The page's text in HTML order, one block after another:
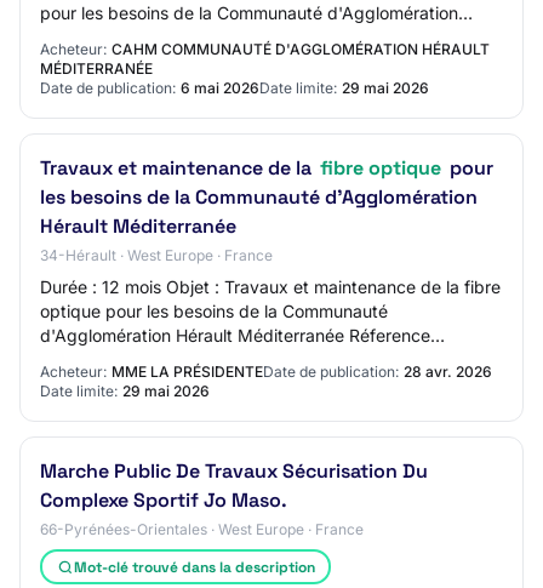
pour les besoins de la Communauté d'Agglomération
Hérault Méditerranée. 34 - CA HERAULT MEDITERRANEE
Mi…
Acheteur: CAHM COMMUNAUTÉ D'AGGLOMÉRATION HÉRAULT
MÉDITERRANÉE
Date de publication: 6 mai 2026Date limite: 29 mai 2026
Travaux et maintenance de la fibre optique pour
les besoins de la Communauté d'Agglomération
Hérault Méditerranée
34-Hérault · West Europe · France
Durée : 12 mois Objet : Travaux et maintenance de la fibre
optique pour les besoins de la Communauté
d'Agglomération Hérault Méditerranée Réference
acheteur : 202607_SR Type de marché : Travaux Procé…
Acheteur: MME LA PRÉSIDENTEDate de publication: 28 avr. 2026
Date limite: 29 mai 2026
Marche Public De Travaux Sécurisation Du
Complexe Sportif Jo Maso.
66-Pyrénées-Orientales · West Europe · France
Mot-clé trouvé dans la description